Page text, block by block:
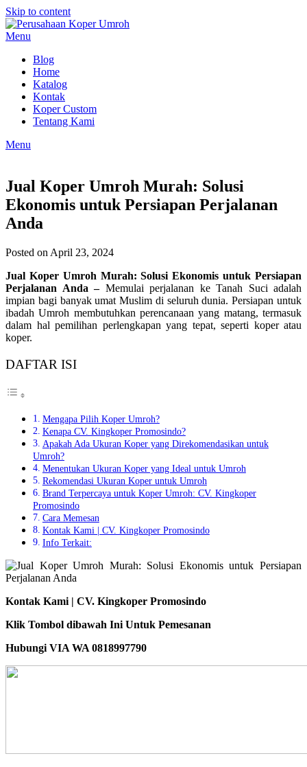
Skip to content
Menu
Blog
Home
Katalog
Kontak
Koper Custom
Tentang Kami
Menu
Jual Koper Umroh Murah: Solusi
Ekonomis untuk Persiapan Perjalanan
Anda
Posted on April 23, 2024
Jual Koper Umroh Murah: Solusi Ekonomis untuk Persiapan
Perjalanan Anda – Memulai perjalanan ke Tanah Suci adalah
impian bagi banyak umat Muslim di seluruh dunia. Persiapan untuk
ibadah Umroh membutuhkan perencanaan yang matang, termasuk
dalam hal pemilihan perlengkapan yang tepat, seperti koper atau
koper.
DAFTAR ISI
Mengapa Pilih Koper Umroh?
Kenapa CV. Kingkoper Promosindo?
Apakah Ada Ukuran Koper yang Direkomendasikan untuk
Umroh?
Menentukan Ukuran Koper yang Ideal untuk Umroh
Rekomendasi Ukuran Koper untuk Umroh
Brand Terpercaya untuk Koper Umroh: CV. Kingkoper
Promosindo
Cara Memesan
Kontak Kami | CV. Kingkoper Promosindo
Info Terkait:
Kontak Kami | CV. Kingkoper Promosindo
Klik Tombol dibawah Ini Untuk Pemesanan
Hubungi VIA WA 0818997790